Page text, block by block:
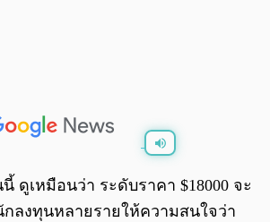
ดูเหมือนว่า ระดับราคา $18000 จะ
ลงทุนหลายรายให้ความสนใจว่า